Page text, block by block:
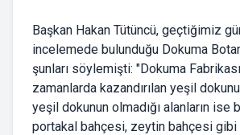
Başkan Hakan Tütüncü, geçtiğimiz
incelemede bulunduğu Dokuma
şunları söylemişti: "Dokuma
zamanlarda kazandırılan yeşil
yeşil dokunun olmadığı alanların ise
portakal bahçesi, zeytin bahçesi gibi